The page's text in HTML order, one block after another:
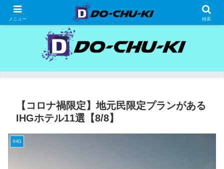
高級ホテルの格安宿泊研究、宿泊記
【コロナ禍限定】地元民限定プランがある
IHGホテル11選【8/8】
IHG
メニュー 検索